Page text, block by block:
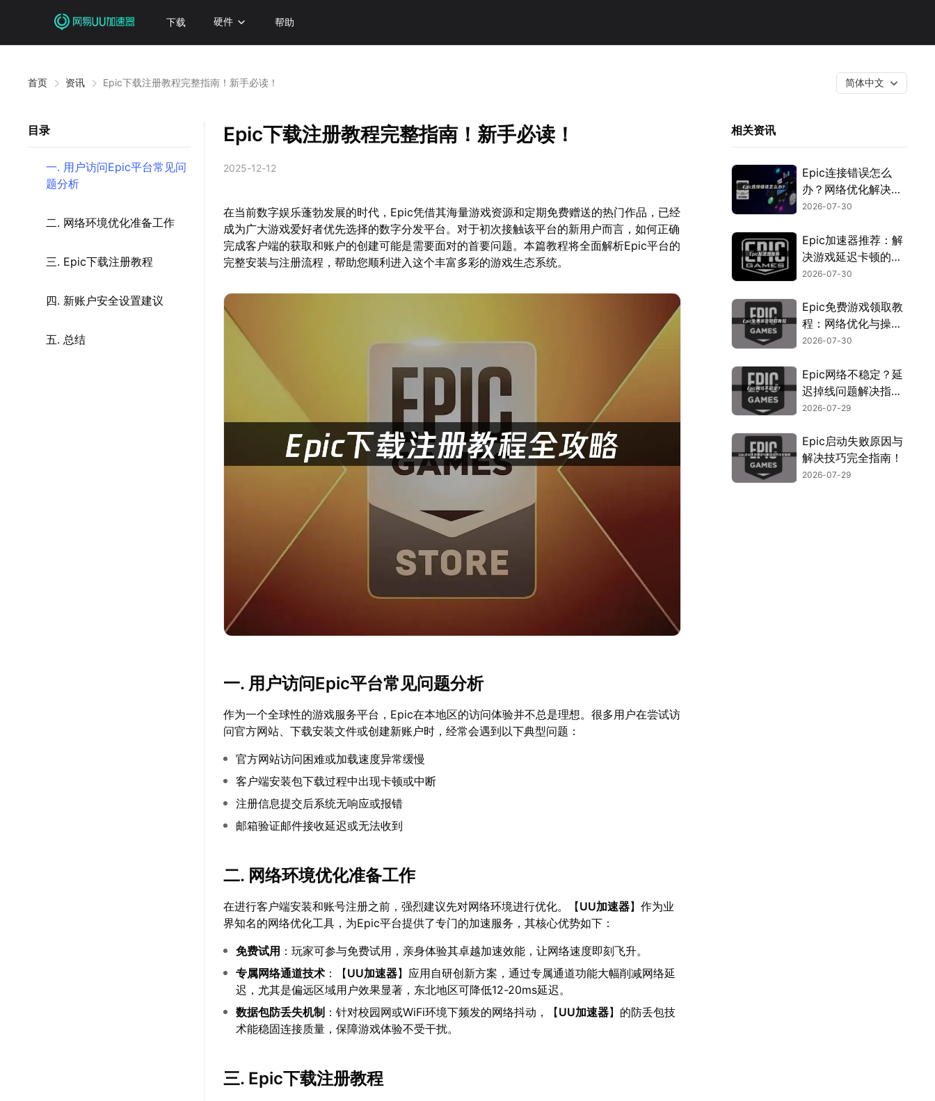
下载 硬件 帮助
首页 资讯 Epic下载注册教程完整指南！新手必读！ 简体中文
目录
一. 用户访问Epic平台常见问
题分析
二. 网络环境优化准备工作
三. Epic下载注册教程
四. 新账户安全设置建议
五. 总结
Epic下载注册教程完整指南！新手必读！
2025-12-12
在当前数字娱乐蓬勃发展的时代，Epic凭借其海量游戏资源和定期免费赠送的热门作品，已经
成为广大游戏爱好者优先选择的数字分发平台。对于初次接触该平台的新用户而言，如何正确
完成客户端的获取和账户的创建可能是需要面对的首要问题。本篇教程将全面解析Epic平台的
完整安装与注册流程，帮助您顺利进入这个丰富多彩的游戏生态系统。
一. 用户访问Epic平台常见问题分析
作为一个全球性的游戏服务平台，Epic在本地区的访问体验并不总是理想。很多用户在尝试访
问官方网站、下载安装文件或创建新账户时，经常会遇到以下典型问题：
官方网站访问困难或加载速度异常缓慢
客户端安装包下载过程中出现卡顿或中断
注册信息提交后系统无响应或报错
邮箱验证邮件接收延迟或无法收到
二. 网络环境优化准备工作
在进行客户端安装和账号注册之前，强烈建议先对网络环境进行优化。【UU加速器】作为业
界知名的网络优化工具，为Epic平台提供了专门的加速服务，其核心优势如下：
免费试用 ：玩家可参与免费试用，亲身体验其卓越加速效能，让网络速度即刻飞升。
专属网络通道技术 ：【UU加速器】应用自研创新方案，通过专属通道功能大幅削减网络延
迟，尤其是偏远区域用户效果显著，东北地区可降低12-20ms延迟。
数据包防丢失机制 ：针对校园网或WiFi环境下频发的网络抖动，【UU加速器】的防丢包技
术能稳固连接质量，保障游戏体验不受干扰。
三. Epic下载注册教程
相关资讯
Epic连接错误怎么
办？网络优化解决指
南！
2026-07-30
Epic加速器推荐：解
决游戏延迟卡顿的优
化指南！
2026-07-30
Epic免费游戏领取教
程：网络优化与操作
指南！
2026-07-30
Epic网络不稳定？延
迟掉线问题解决指
南！
2026-07-29
Epic启动失败原因与
解决技巧完全指南！
2026-07-29